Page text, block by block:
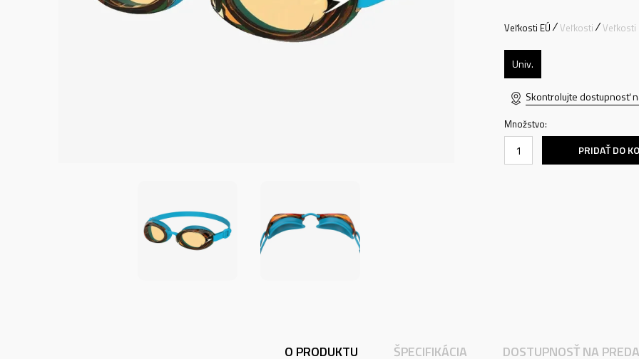
Veľkosti EÚ Veľkosti Veľkosti
Univ.
Skontrolujte dostupnosť
Množstvo:
PRIDAŤ DO
O PRODUKTU ŠPECIFIKÁCIA DOSTUPNOSŤ NA